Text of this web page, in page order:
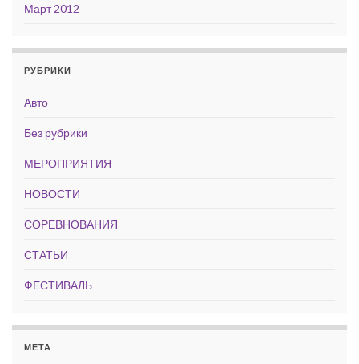
Март 2012
РУБРИКИ
Авто
Без рубрики
МЕРОПРИЯТИЯ
НОВОСТИ
СОРЕВНОВАНИЯ
СТАТЬИ
ФЕСТИВАЛЬ
МЕТА